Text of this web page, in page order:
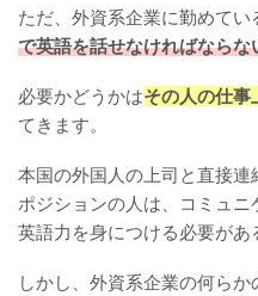
ただ、外資系企業に勤めてい
で英語を話せなければなら
必要かどうかはその人の仕事
てきます。
本国の外国人の上司と直接
ポジションの人は、コミュ
英語力を身につける必要があ
しかし、外資系企業の何ら